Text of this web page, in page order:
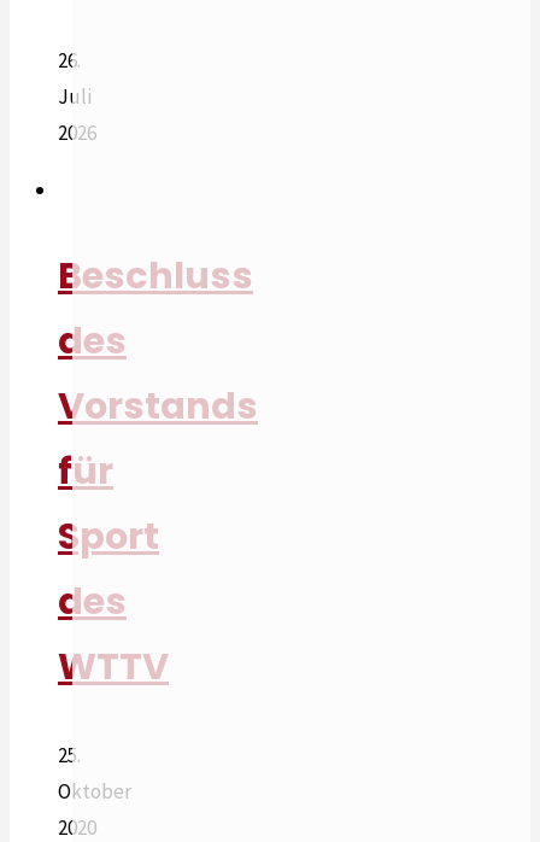
26.
Juli
2026
Beschluss
des
Vorstands
für
Sport
des
WTTV
25.
Oktober
2020